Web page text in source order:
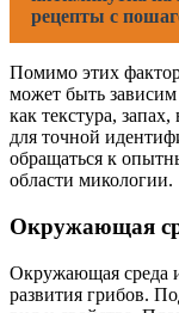
рецепты с
Помимо этих
может быть
как текстура,
для точной
обращаться к
области микологии.
Окружающая
Окружающая среда
развития грибов.